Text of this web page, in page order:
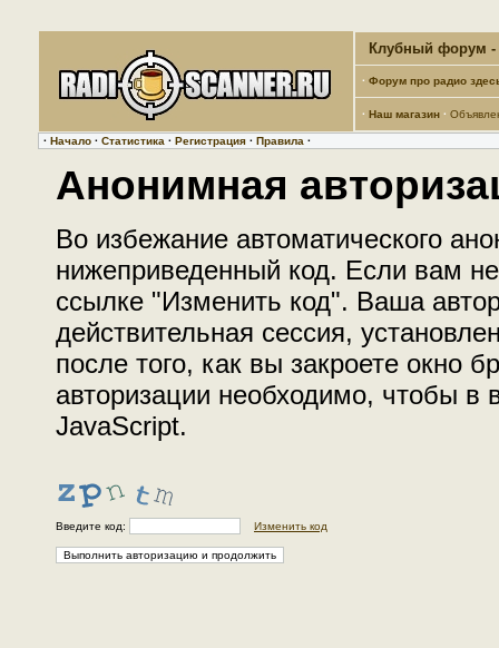
Клубный форум -
· Форум про радио
· Наш магазин ·
· Начало · Статистика · Регистрация · Правила ·
Анонимная
Во избежание автоматического
нижеприведенный код. Если вам не
ссылке "Изменить код". Ваша
действительная сессия,
после того, как вы закроете окно
авторизации необходимо, чтобы
JavaScript.
Введите код: Изменить код